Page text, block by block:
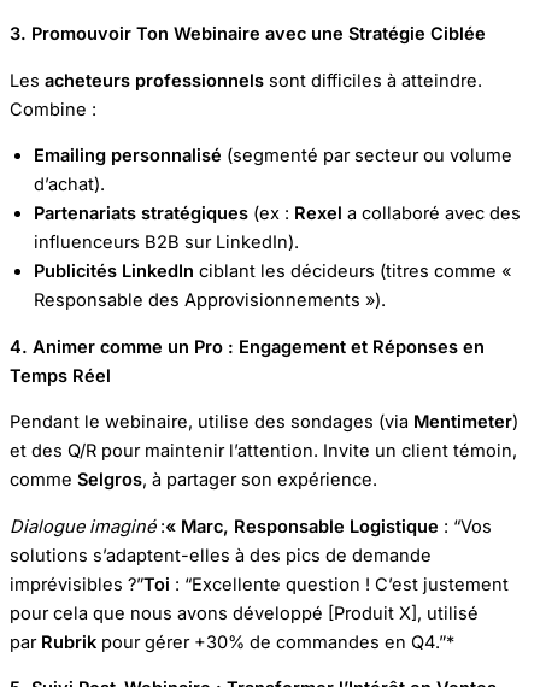
3. Promouvoir Ton Webinaire avec une Stratégie Ciblée
Les acheteurs professionnels sont difficiles à atteindre.
Combine :
Emailing personnalisé (segmenté par secteur ou volume
d’achat).
Partenariats stratégiques (ex : Rexel a collaboré avec des
influenceurs B2B sur LinkedIn).
Publicités LinkedIn ciblant les décideurs (titres comme «
Responsable des Approvisionnements »).
4. Animer comme un Pro : Engagement et Réponses en
Temps Réel
Pendant le webinaire, utilise des sondages (via Mentimeter)
et des Q/R pour maintenir l’attention. Invite un client témoin,
comme Selgros, à partager son expérience.
Dialogue imaginé:« Marc, Responsable Logistique : “Vos
solutions s’adaptent-elles à des pics de demande
imprévisibles ?”Toi : “Excellente question ! C’est justement
pour cela que nous avons développé [Produit X], utilisé
par Rubrik pour gérer +30% de commandes en Q4.”*